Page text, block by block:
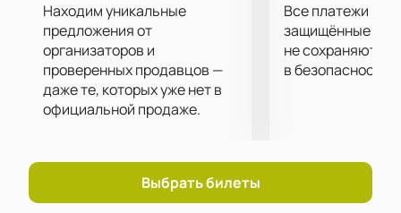
Находим уникальные
предложения от
организаторов и
проверенных продавцов —
даже те, которых уже нет в
официальной продаже.
Все платежи
защищённые
не сохраняются
в безопасности.
Выбрать билеты